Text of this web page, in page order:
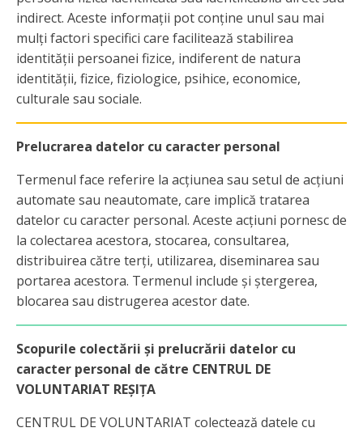
indirect. Aceste informații pot conține unul sau mai
mulți factori specifici care facilitează stabilirea
identității persoanei fizice, indiferent de natura
identității, fizice, fiziologice, psihice, economice,
culturale sau sociale.
Prelucrarea datelor cu caracter personal
Termenul face referire la acțiunea sau setul de acțiuni
automate sau neautomate, care implică tratarea
datelor cu caracter personal. Aceste acțiuni pornesc de
la colectarea acestora, stocarea, consultarea,
distribuirea către terți, utilizarea, diseminarea sau
portarea acestora. Termenul include și ștergerea,
blocarea sau distrugerea acestor date.
Scopurile colectării și prelucrării datelor cu
caracter personal de către CENTRUL DE
VOLUNTARIAT REȘIȚA
CENTRUL DE VOLUNTARIAT colectează datele cu